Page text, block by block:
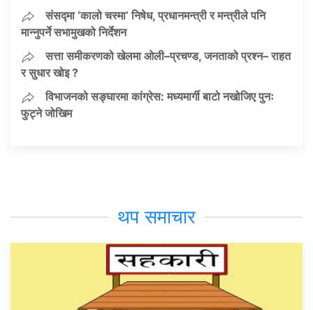
संसद्मा ‘कालो चस्मा’ निषेध, प्रधानमन्त्री र मन्त्रीले पनि
मान्नुपर्ने सभामुखको निर्देशन
सत्ता समीकरणको खेलमा ओली–प्रचण्ड, जनताको प्रश्न– राहत
र सुधार खोइ ?
विभाजनको सङ्घारमा कांग्रेस: मध्यमार्गी बाटो नखोजिए पुनः
फुट्ने जोखिम
थप समाचार